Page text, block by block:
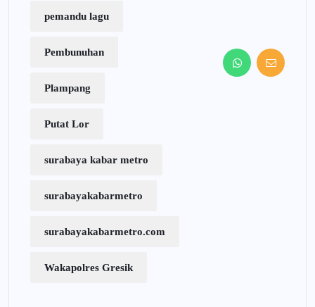
pemandu lagu
Pembunuhan
Plampang
Putat Lor
surabaya kabar metro
surabayakabarmetro
surabayakabarmetro.com
Wakapolres Gresik